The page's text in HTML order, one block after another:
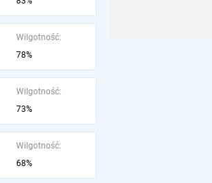
Wilgotność:
78%
Wilgotność:
73%
Wilgotność:
68%